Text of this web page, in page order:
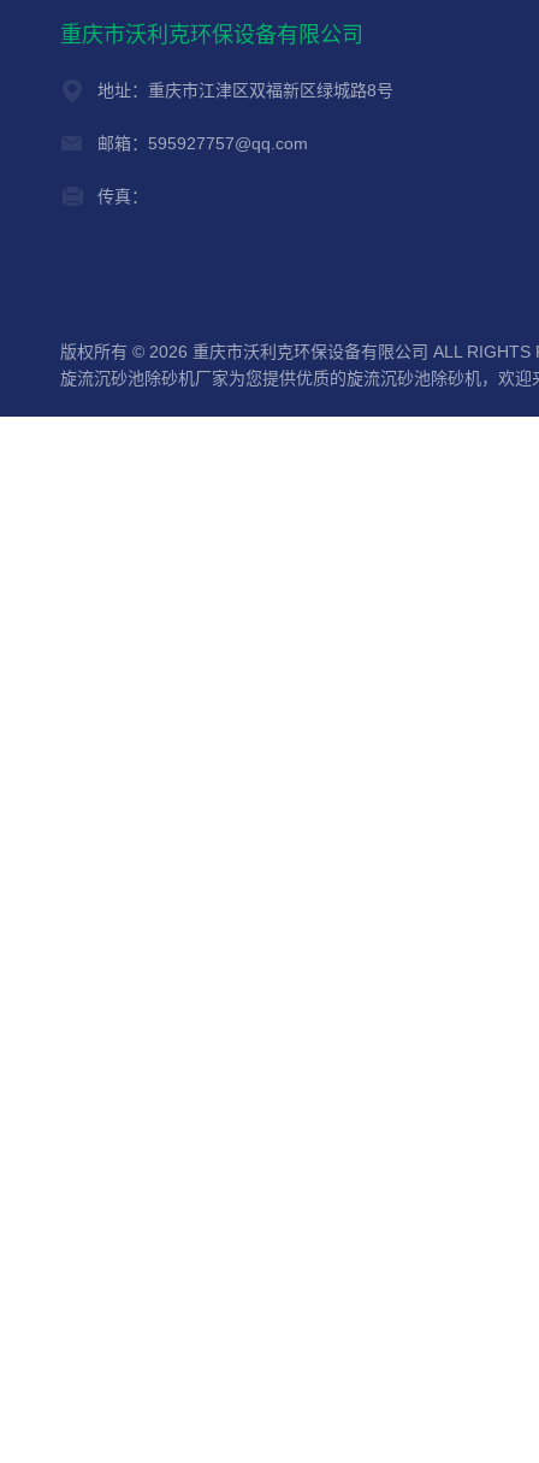
重庆市沃利克环保设备有限公司
地址：重庆市江津区双福新区绿城路8号
邮箱：595927757@qq.com
传真：
版权所有 © 2026 重庆市沃利克环保设备有限公司 ALL RIGHTS
旋流沉砂池除砂机厂家为您提供优质的旋流沉砂池除砂机，欢